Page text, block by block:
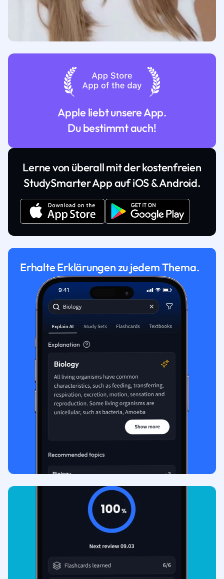
Apple liebt unsere App.
Du bestimmt auch!
Lerne von überall mit der kostenfreien
StudySmarter App auf iOS & Android.
Erhalte Erklärungen zu jedem Thema.